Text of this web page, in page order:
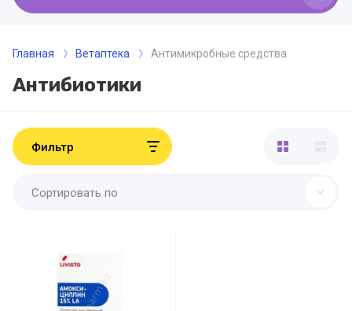
Главная Ветаптека Антимикробные средства
Антибиотики
Фильтр
Сортировать по